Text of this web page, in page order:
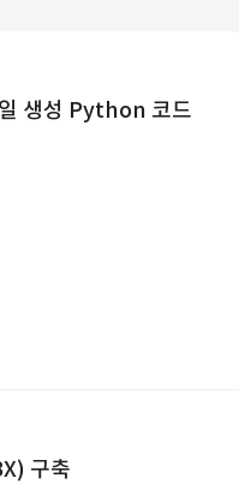
생성 Python 코드
구축